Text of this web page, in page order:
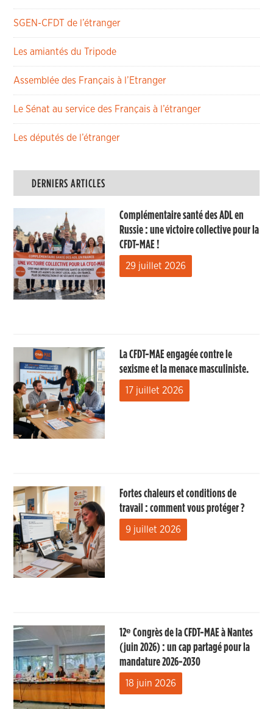
SGEN-CFDT de l’étranger
Les amiantés du Tripode
Assemblée des Français à l’Etranger
Le Sénat au service des Français à l’étranger
Les députés de l’étranger
DERNIERS ARTICLES
Complémentaire santé des ADL en
Russie : une victoire collective pour la
CFDT-MAE !
29 juillet 2026
La CFDT-MAE engagée contre le
sexisme et la menace masculiniste.
17 juillet 2026
Fortes chaleurs et conditions de
travail : comment vous protéger ?
9 juillet 2026
12ᵉ Congrès de la CFDT-MAE à Nantes
(juin 2026) : un cap partagé pour la
mandature 2026-2030
18 juin 2026